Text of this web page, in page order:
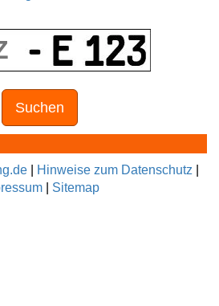
Suchen
Hinweise zum Datenschutz
| Sitemap